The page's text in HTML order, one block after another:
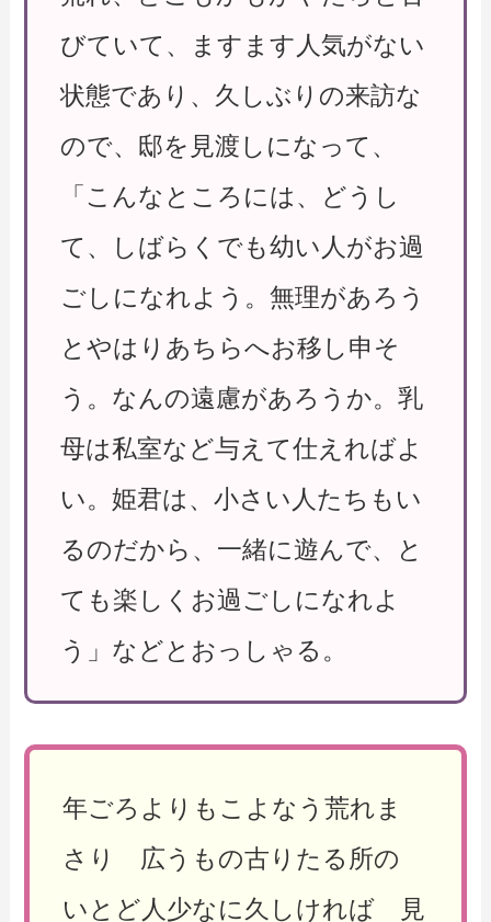
びていて、ますます人気がない
状態であり、久しぶりの来訪な
ので、邸を見渡しになって、
「こんなところには、どうし
て、しばらくでも幼い人がお過
ごしになれよう。無理があろう
とやはりあちらへお移し申そ
う。なんの遠慮があろうか。乳
母は私室など与えて仕えればよ
い。姫君は、小さい人たちもい
るのだから、一緒に遊んで、と
ても楽しくお過ごしになれよ
う」などとおっしゃる。
年ごろよりもこよなう荒れま
さり 広うもの古りたる所の
いとど人少なに久しければ 見